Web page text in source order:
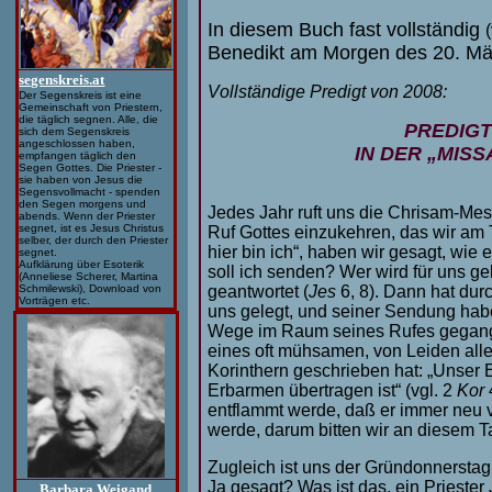
segenskreis.at
Der Segenskreis ist eine
Gemeinschaft von Priestern,
die täglich segnen. Alle, die
sich dem Segenskreis
angeschlossen haben,
empfangen täglich den
Segen Gottes. Die Priester -
sie haben von Jesus die
Segensvollmacht - spenden
den Segen morgens und
abends. Wenn der Priester
segnet, ist es Jesus Christus
selber, der durch den Priester
segnet.
Aufklärung über Esoterik
(Anneliese Scherer, Martina
Schmilewski), Download von
Vorträgen etc.
In diesem Buch fast vollständig
Benedikt am Morgen des 20.
Vollständige Predigt von 2008:
IN DER
Jedes Jahr ruft uns die Chrisam-
Ruf Gottes einzukehren, das wir
hier bin ich“, haben wir gesagt, wie
soll ich senden? Wer wird für uns
geantwortet (Jes 6, 8). Dann hat
uns gelegt, und seiner Sendung
Wege im Raum seines Rufes
eines oft mühsamen, von Leiden
Korinthern geschrieben hat: „Unser
Erbarmen übertragen ist“ (vgl. 2 Kor
entflammt werde, daß er immer
werde, darum bitten wir an diesem
Zugleich ist uns der
Ja gesagt? Was ist das, ein